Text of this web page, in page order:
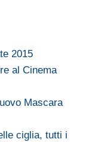
2015
al Cinema
Mascara
ciglia, tutti i